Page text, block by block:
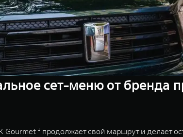
сет-меню от
¹ продолжает свой маршрут и делает